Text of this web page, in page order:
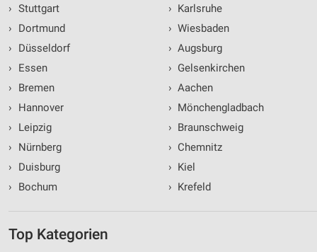
› Stuttgart
›
Dortmund
›
Düsseldorf
›
Essen
›
Bremen
›
Hannover
›
Leipzig
›
Nürnberg
›
Duisburg
›
Bochum
› Karlsruhe
› Wiesbaden
› Augsburg
› Gelsenkirchen
› Aachen
› Mönchengladbach
› Braunschweig
› Chemnitz
› Kiel
› Krefeld
Top Kategorien